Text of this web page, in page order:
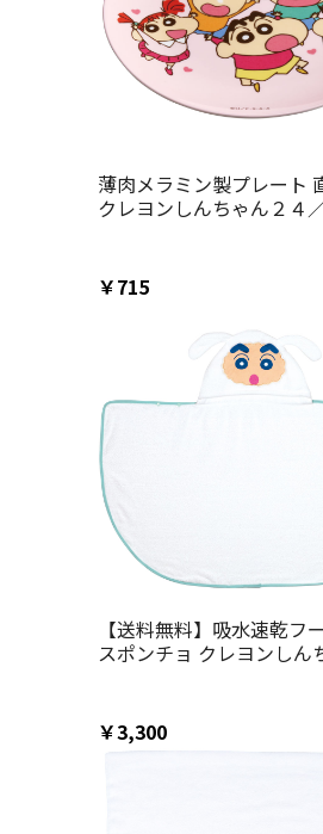
薄肉メラミン製プレート
クレヨンしんちゃん２４
￥715
【送料無料】吸水速乾フ
スポンチョ クレヨンしん
￥3,300